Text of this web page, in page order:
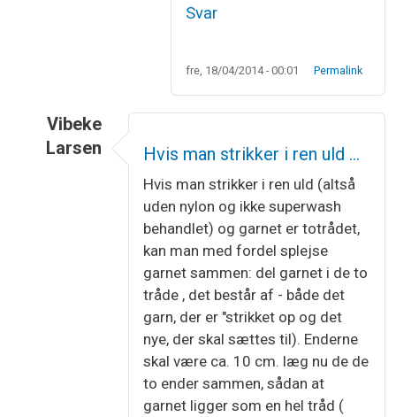
Svar
fre, 18/04/2014 - 00:01 Permalink
Vibeke
Larsen
Som svar til
Hvis man strikker i ren uld …
Hvis man strikker i ren uld (altså
uden nylon og ikke superwash
behandlet) og garnet er totrådet,
kan man med fordel splejse
garnet sammen: del garnet i de to
tråde , det består af - både det
garn, der er "strikket op og det
nye, der skal sættes til). Enderne
skal være ca. 10 cm. læg nu de de
to ender sammen, sådan at
garnet ligger som en hel tråd (